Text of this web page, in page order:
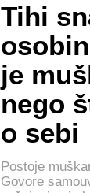
Tihi
je
nego
o sebi
Postoje
Govore